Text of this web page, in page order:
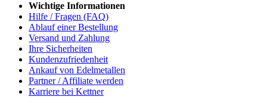
Wichtige Informationen
Hilfe / Fragen (FAQ)
Ablauf einer Bestellung
Versand und Zahlung
Ihre Sicherheiten
Kundenzufriedenheit
Ankauf von Edelmetallen
Partner / Affiliate werden
Karriere bei Kettner